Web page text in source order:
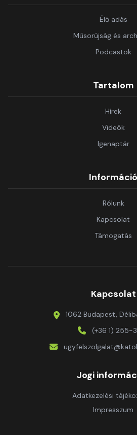
Élő adás
Műsorújság és
Podcastok
Tartalom
Hírek
Videók
Igenaptár
Információ
Rólunk
Kapcsolat
Támogatás
Kapcsolat
1062 Budapest,
(+36 1) 255-
Jogi
Adatkezelési
Impresszum